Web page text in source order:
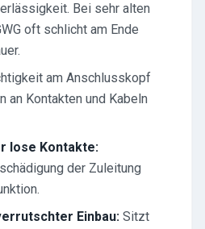
Bei sehr alten
oft schlicht am Ende
am Anschlusskopf
an Kontakten und Kabeln
lose Kontakte:
der Zuleitung
Einbau: Sitzt